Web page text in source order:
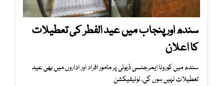
سندھ اور پنجاب میں عید الفطر کی تعطیلات
کا اعلان
سندھ میں کورونا ایمرجنسی ڈیوٹی پر مامور افراد اور اداروں میں بھی عید
تعطیلات نہیں ہوں گی، نوٹیفیکشن